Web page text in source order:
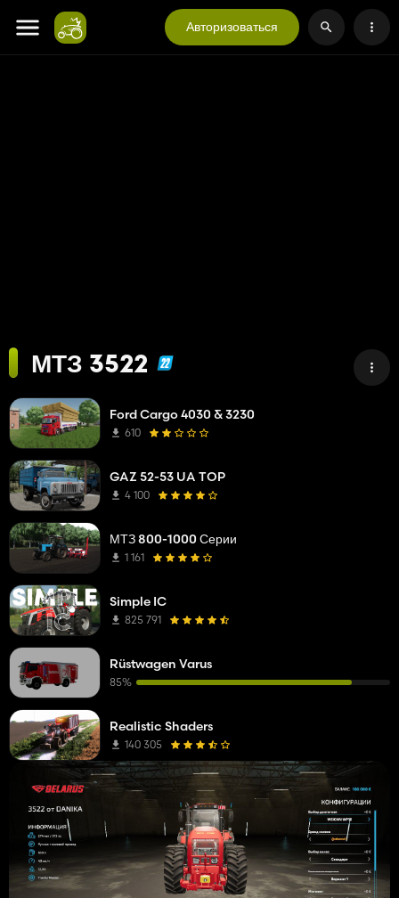
Авторизоваться
МТЗ 3522
Ford Cargo 4030 & 3230
610
GAZ 52-53 UA TOP
4 100
МТЗ 800-1000 Серии
1 161
Simple IC
825 791
Rüstwagen Varus
85%
Realistic Shaders
140 305